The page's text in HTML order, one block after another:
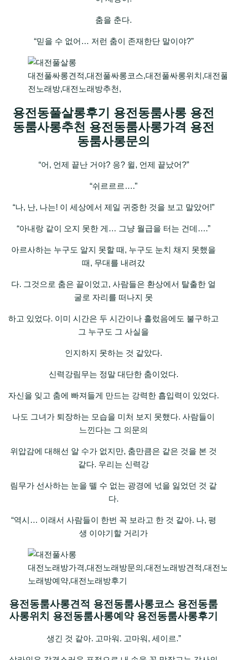
춤을 춘다.
“믿을 수 없어… 저런 춤이 존재한단 말이야?”
대전풀싸롱견적,대전풀싸롱코스,대전풀싸롱위치,대전
전노래방,대전노래방추천,
용전동풀살롱후기 용전동룸사롱 용전
동룸사롱추천 용전동룸사롱가격 용전
동룸사롱문의
“어, 언제 끝난 거야? 응? 윌, 언제 끝났어?”
“쉬르르르….”
“나, 난, 나는! 이 세상에서 제일 귀중한 것을 보고 말았어!”
“아내랑 같이 오지 못한 게… 그냥 월급을 터는 건데….”
아르사하는 누구도 알지 못할 때, 누구도 눈치 채지 못했을
때, 무대를 내려갔
다. 그것으로 춤은 끝이었고, 사람들은 환상에서 탈출한 얼
굴로 자리를 떠나지 못
하고 있었다. 이미 시간은 두 시간이나 흘렀음에도 불구하고
그 누구도 그 사실을
인지하지 못하는 것 같았다.
신력강림무는 정말 대단한 춤이었다.
자신을 잊고 춤에 빠져들게 만드는 강력한 흡입력이 있었다.
나도 그녀가 퇴장하는 모습을 미처 보지 못했다. 사람들이
느낀다는 그 의문의
위압감에 대해선 알 수가 없지만, 춤만큼은 같은 것을 본 것
같다. 우리는 신력강
림무가 선사하는 눈을 뗄 수 없는 광경에 넋을 잃었던 것 같
다.
“역시… 이래서 사람들이 한번 꼭 보라고 한 것 같아. 나, 평
생 이야기할 거리가
대전노래방가격,대전노래방문의,대전노래방견적,대전
노래방예약,대전노래방후기
용전동룸사롱견적 용전동룸사롱코스 용전동룸
사롱위치 용전동룸사롱예약 용전동룸사롱후기
생긴 것 같아. 고마워. 고마워, 세이르.”